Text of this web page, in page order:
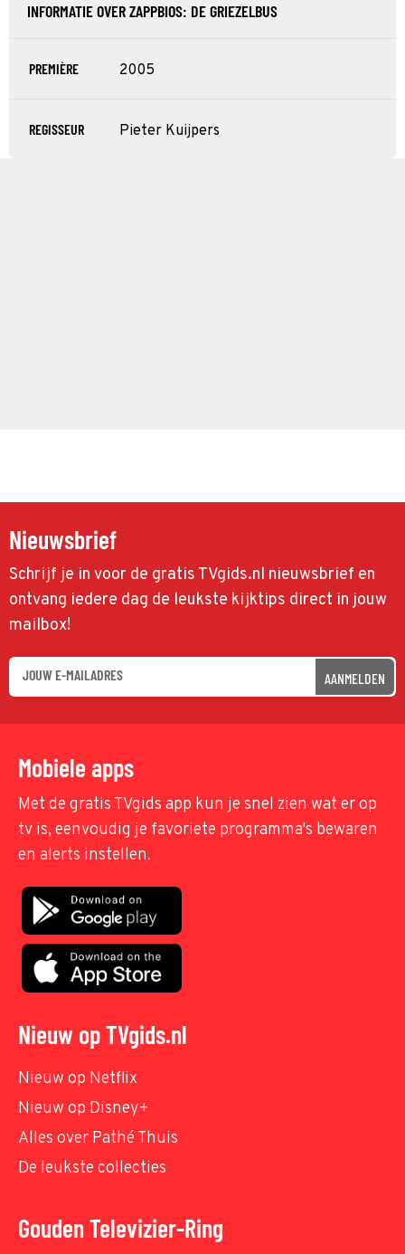
INFORMATIE OVER ZAPPBIOS: DE GRIEZELBUS
PREMIÈRE 2005
REGISSEUR Pieter Kuijpers
Nieuwsbrief
Schrijf je in voor de gratis TVgids.nl nieuwsbrief en
ontvang iedere dag de leukste kijktips direct in jouw
mailbox!
AANMELDEN
Mobiele apps
Met de gratis TVgids app kun je snel zien wat er op
tv is, eenvoudig je favoriete programma's bewaren
en alerts instellen.
Nieuw op TVgids.nl
Nieuw op Netflix
Nieuw op Disney+
Alles over Pathé Thuis
De leukste collecties
Gouden Televizier-Ring